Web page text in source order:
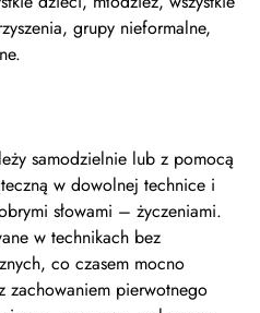
grupy nieformalne,
samodzielnie lub z pomocą
w dowolnej technice i
słowami – życzeniami.
w technikach bez
co czasem mocno
zachowaniem pierwotnego